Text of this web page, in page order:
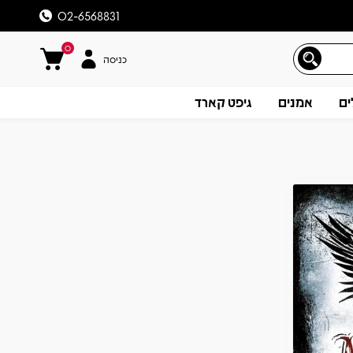
02-6568831
0
כניסה
אמנים גיפט קארד